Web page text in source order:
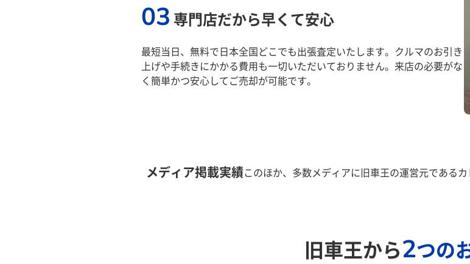
03 専門店だから早くて安心
最短当日、無料で日本全国どこでも出張査定いたします。クルマのお引き
上げや手続きにかかる費用も一切いただいておりません。来店の必要がな
く簡単かつ安心してご売却が可能です。
メディア掲載実績このほか、多数メディアに旧車王の運営元である
旧車王から2つの